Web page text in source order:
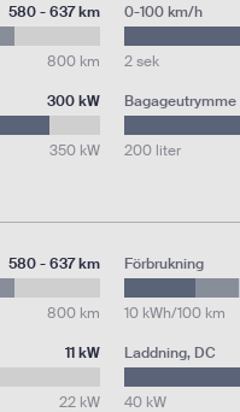
580 - 637 km
800 km
0-100 km/h
2 sek
300 kW
350 kW
Bagageutrymme
200 liter
580 - 637 km
800 km
Förbrukning
10 kWh/100 km
11 kW
22 kW
Laddning, DC
40 kW